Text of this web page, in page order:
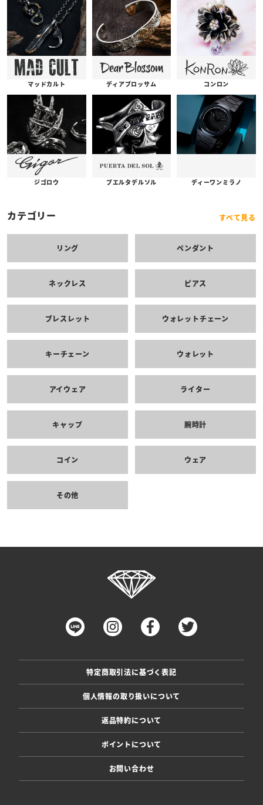
マッドカルト ディアブロッサム コンロン
ジゴロウ プエルタデルソル ディーワンミラノ
カテゴリー すべて見る
リング ペンダント
ネックレス ピアス
ブレスレット ウォレットチェーン
キーチェーン ウォレット
アイウェア ライター
キャップ 腕時計
コイン ウェア
その他
特定商取引法に基づく表記
個人情報の取り扱いについて
返品特約について
ポイントについて
お問い合わせ